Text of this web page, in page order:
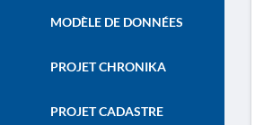
MODÈLE DE DONNÉES
PROJET CHRONIKA
PROJET CADASTRE